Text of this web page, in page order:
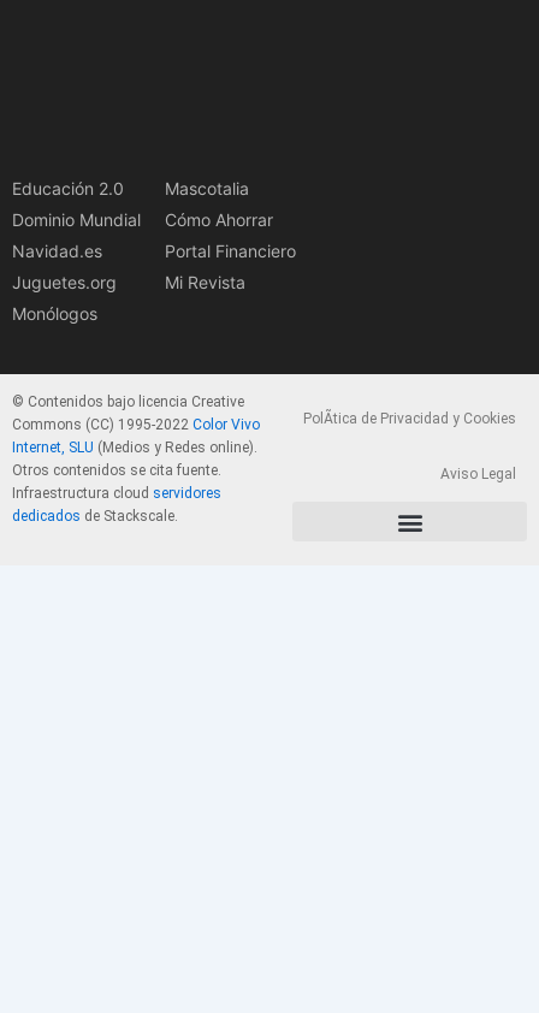
Educación 2.0
Dominio Mundial
Navidad.es
Juguetes.org
Monólogos
Mascotalia
Cómo Ahorrar
Portal Financiero
Mi Revista
© Contenidos bajo licencia Creative
Commons (CC) 1995-2022 Color Vivo
Internet, SLU (Medios y Redes online).
Otros contenidos se cita fuente.
Infraestructura cloud servidores
dedicados de Stackscale.
PolÃ­tica de Privacidad y Cookies
Aviso Legal